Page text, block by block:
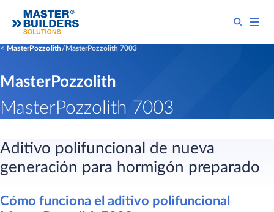
MasterPozzolith MasterPozzolith 7003
MasterPozzolith
MasterPozzolith 7003
Aditivo polifuncional de nueva
generación para hormigón preparado
Cómo funciona el aditivo polifuncional